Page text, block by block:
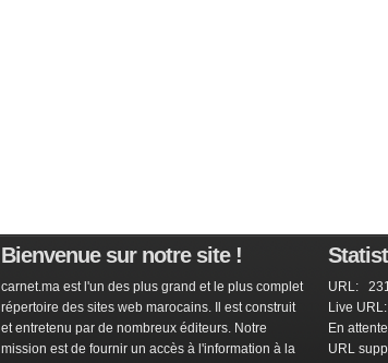
Bienvenue sur notre site !
carnet.ma est l'un des plus grand et le plus complet
répertoire des sites web marocains. Il est construit
et entretenu par de nombreux éditeurs. Notre
mission est de fournir un accès à l'information à la
URL:
Live
En
URL